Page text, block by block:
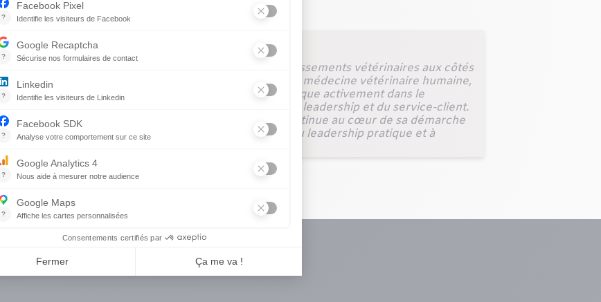
Hénault est présidente et copropriétaire de 10 établissements vétérinaires aux côtés
Elle consacre sa carrière au développement d’une médecine vétérinaire humaine,
Autrice, vulgarisatrice et chroniqueuse, elle s’implique activement dans le
ainsi que dans la valorisation du travail d’équipe, du leadership et du service-client.
de la collaboration, elle place l’amélioration continue au cœur de sa démarche
régulièrement sur des sujets liés à la vie d’équipe, au leadership pratique et à